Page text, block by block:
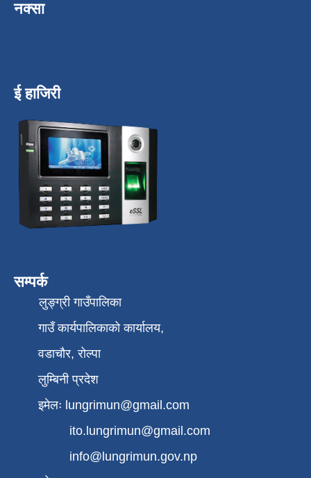
नक्सा
ई हाजिरी
सम्पर्क
लुङ्ग्री गाउँपालिका
गाउँ कार्यपालिकाको कार्यालय,
वडाचौर, रोल्पा
लुम्बिनी प्रदेश
इमेलः lungrimun@gmail.com
ito.lungrimun@gmail.com
info@lungrimun.gov.np